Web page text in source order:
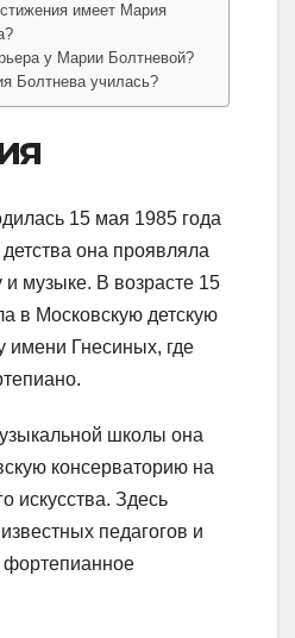
имеет Мария
у Марии Болтневой?
Болтнева училась?
15 мая 1985 года
она проявляла
и музыке. В возрасте 15
в Московскую детскую
имени Гнесиных, где
школы она
консерваторию на
искусства. Здесь
педагогов и
фортепианное